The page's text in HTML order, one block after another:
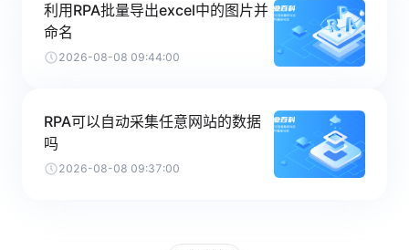
利用RPA批量导出excel中的图片并
命名
2026-08-08 09:44:00
RPA可以自动采集任意网站的数据
吗
2026-08-08 09:37:00